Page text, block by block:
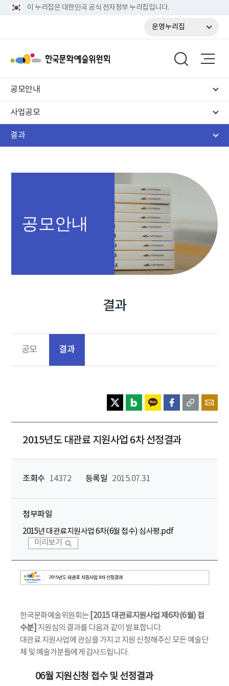
이 누리집은 대한민국 공식 전자정부 누리집입니다.
운영누리집
공모안내
사업공모
결과
공모안내
결과
공모 결과
2015년도 대관료 지원사업 6차 선정결과
조회수 14372 등록일 2015.07.31
첨부파일
2015년 대관료지원사업 6차(6월 접수) 심사평.pdf
미리보기
한국문화예술위원회는 [2015 대관료지원사업 제6차(6월) 접
수분] 지원심의 결과를 다음과 같이 발표합니다.
대관료 지원사업에 관심을 가지고 지원 신청해주신 모든 예술단
체 및 예술가분들에게 감사드립니다.
06월 지원신청 접수 및 선정결과